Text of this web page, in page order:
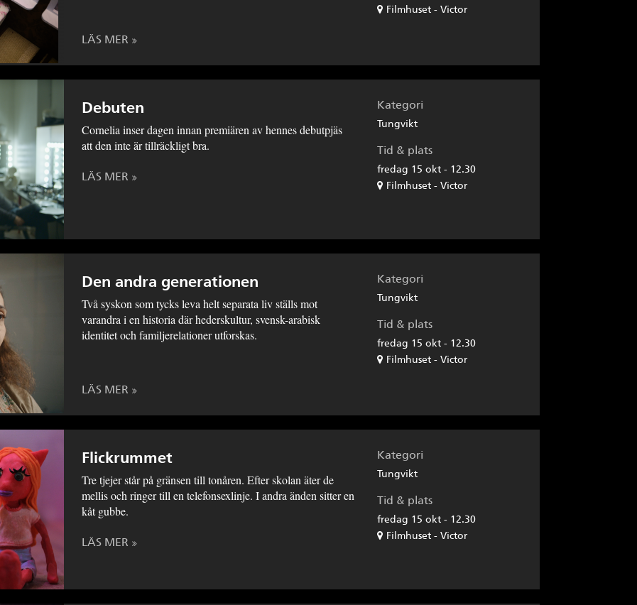
Filmhuset - Victor
LÄS MER
Kategori
Tungvikt
Tid & plats
fredag 15 okt - 12.30
Filmhuset - Victor
Debuten
Cornelia inser dagen innan premiären av hennes debutpjäs
att den inte är tillräckligt bra.
LÄS MER
Kategori
Tungvikt
Tid & plats
fredag 15 okt - 12.30
Filmhuset - Victor
Den andra generationen
Två syskon som tycks leva helt separata liv ställs mot
varandra i en historia där hederskultur, svensk-arabisk
identitet och familjerelationer utforskas.
LÄS MER
Kategori
Tungvikt
Tid & plats
fredag 15 okt - 12.30
Filmhuset - Victor
Flickrummet
Tre tjejer står på gränsen till tonåren. Efter skolan äter de
mellis och ringer till en telefonsexlinje. I andra änden sitter en
kåt gubbe.
LÄS MER